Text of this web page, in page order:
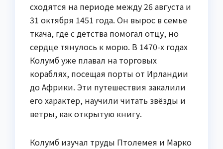
сходятся на периоде между 26 августа и
31 октября 1451 года. Он вырос в семье
ткача, где с детства помогал отцу, но
сердце тянулось к морю. В 1470-х годах
Колумб уже плавал на торговых
кораблях, посещая порты от Ирландии
до Африки. Эти путешествия закалили
его характер, научили читать звёзды и
ветры, как открытую книгу.
Колумб изучал труды Птолемея и Марко